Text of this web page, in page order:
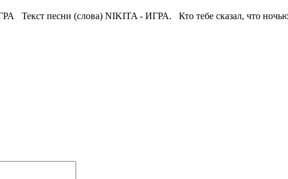
песни (слова) NIKITA - ИГРА. Кто тебе сказал, что ночью